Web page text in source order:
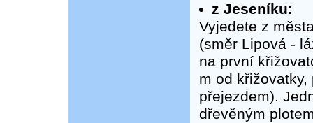
z Jeseníku:
Vyjedete z
(směr Lipová -
na první
m od
přejezdem).
dřevěným